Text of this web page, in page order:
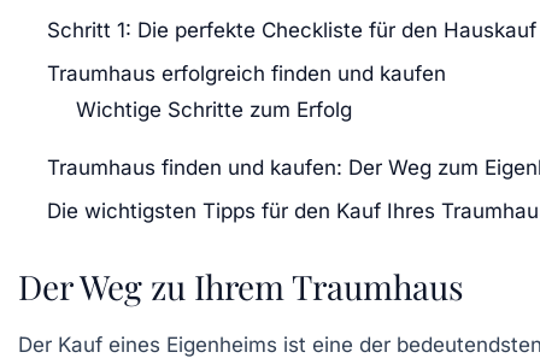
Schritt 1: Die perfekte Checkliste für den Hauskauf
Traumhaus erfolgreich finden und kaufen
Wichtige Schritte zum Erfolg
Traumhaus finden und kaufen: Der Weg zum
Die wichtigsten Tipps für den Kauf Ihres
Der Weg zu Ihrem Traumhaus
Der Kauf eines Eigenheims ist eine der